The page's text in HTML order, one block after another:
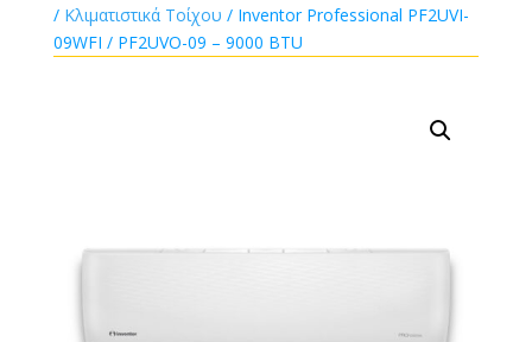
/ Κλιματιστικά Τοίχου / Inventor Professional PF2UVI-
09WFI / PF2UVO-09 – 9000 BTU